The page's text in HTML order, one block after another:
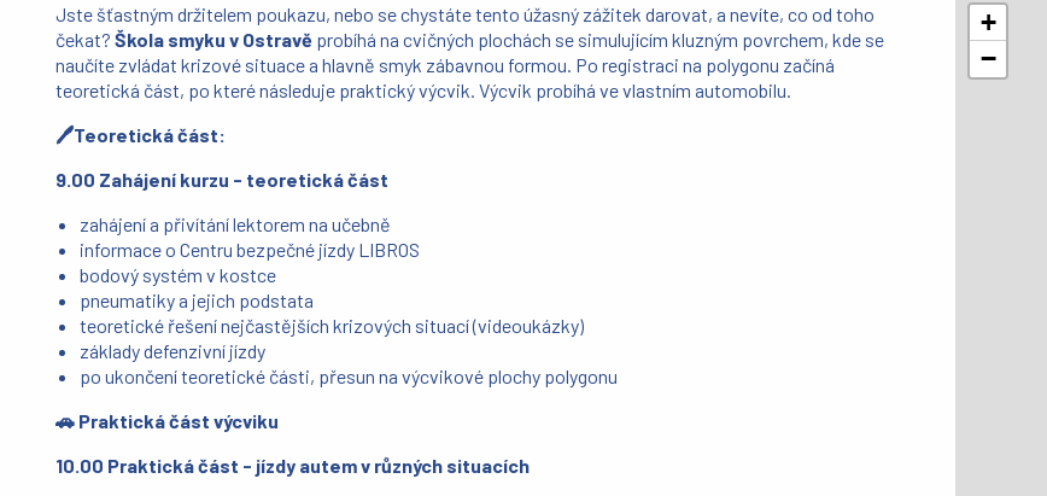
Jste šťastným držitelem poukazu, nebo se chystáte tento úžasný zážitek darovat, a nevíte, co od toho
čekat?Škola smyku v Ostravě probíhá na cvičných plochách se simulujícím kluzným povrchem, kde se
naučíte zvládat krizové situace a hlavně smyk zábavnou formou. Po registraci na polygonu začíná
teoretická část, po které následuje praktický výcvik. Výcvik probíhá ve vlastním automobilu.
🖊️Teoretická část:
9.00 Zahájení kurzu - teoretická část
zahájení a přivítání lektorem na učebně
informace o Centru bezpečné jízdy LIBROS
bodový systém v kostce
pneumatiky a jejich podstata
teoretické řešení nejčastějších krizových situací (videoukázky)
základy defenzivní jízdy
po ukončení teoretické části, přesun na výcvikové plochy polygonu
🚗 Praktická část výcviku
10.00 Praktická část - jízdy autem v různých situacích
+
−